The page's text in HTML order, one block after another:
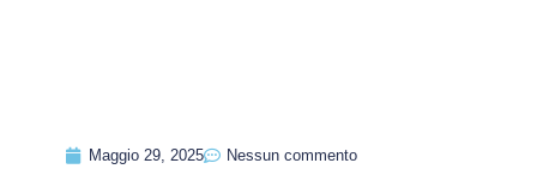
Maggio 29, 2025 Nessun commento